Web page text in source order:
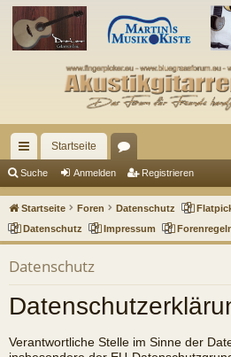
ch
ne
llz
Startseite
en
Suche Anmelden Registrieren
Startseite Foren Datenschutz
Datenschutz
Impressum
Datenschutz
Verantwortliche Stelle im Sinne der